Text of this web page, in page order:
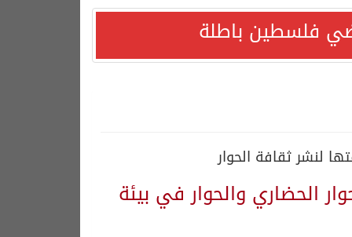
فلسطين باطلة
لنشر ثقافة الحوار
الحضاري والحوار في بيئة